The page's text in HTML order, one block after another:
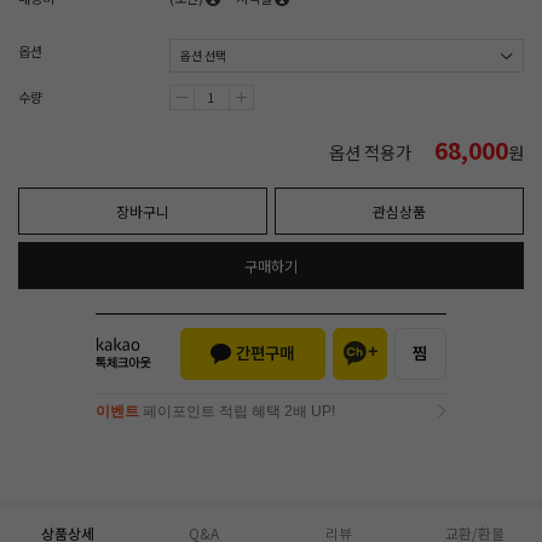
옵션
수량
옵션 적용가 68,000원
장바구니 관심상품
구매하기
이벤트 페이포인트 적립 혜택 2배 UP!
상품상세 Q&A 리뷰 교환/환불